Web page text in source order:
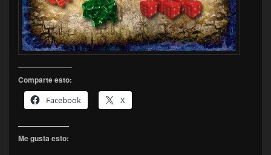
Comparte esto:
Facebook
X
Me gusta esto: